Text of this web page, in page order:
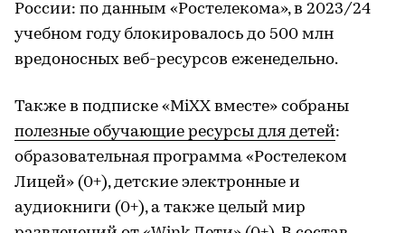
России: по данным «Ростелекома», в 2023/24
учебном году блокировалось до 500 млн
вредоносных веб-ресурсов еженедельно.
Также в подписке «MiXX вместе» собраны
полезные обучающие ресурсы для детей:
образовательная программа «Ростелеком
Лицей» (0+), детские электронные и
аудиокниги (0+), а также целый мир